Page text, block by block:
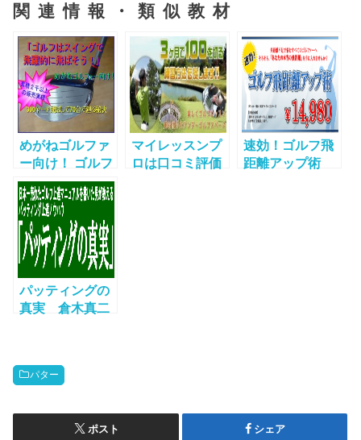
関連情報・類似教材
めがねゴルファ
ー向け！ ゴルフ
はスウィングで
飛躍的に飛ばそ
う ゴルフPDF
教材！
マイレッスンプ
ロは口コミ評価
速効！ゴルフ飛
距離アップ術
パッティングの
真実 倉木真二
パター
ポスト シェア